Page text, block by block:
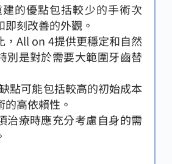
的優點包括較少的手術次
刻改善的外觀。
，All on 4提供更穩定和自然
別是對於需要大範圍牙齒替
點可能包括較高的初始成本
高依賴性。
治療時應充分考慮自身的需